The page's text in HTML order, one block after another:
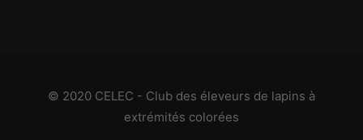
© 2020 CELEC - Club des éleveurs de lapins à
extrémités colorées